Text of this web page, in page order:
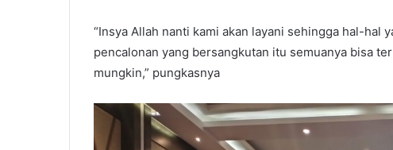
“Insya Allah nanti kami akan layani sehingga hal-hal
pencalonan yang bersangkutan itu semuanya bisa
mungkin,” pungkasnya